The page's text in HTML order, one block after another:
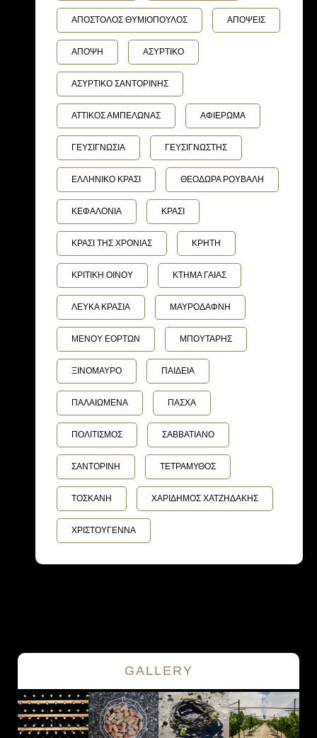
ΑΠΟΣΤΟΛΟΣ ΘΥΜΙΟΠΟΥΛΟΣ ΑΠΟΨΕΙΣ
ΑΠΟΨΗ ΑΣΥΡΤΙΚΟ
ΑΣΥΡΤΙΚΟ ΣΑΝΤΟΡΙΝΗΣ
ΑΤΤΙΚΟΣ ΑΜΠΕΛΩΝΑΣ ΑΦΙΕΡΩΜΑ
ΓΕΥΣΙΓΝΩΣΙΑ ΓΕΥΣΙΓΝΩΣΤΗΣ
ΕΛΛΗΝΙΚΟ ΚΡΑΣΙ ΘΕΟΔΩΡΑ ΡΟΥΒΑΛΗ
ΚΕΦΑΛΟΝΙΑ ΚΡΑΣΙ
ΚΡΑΣΙ ΤΗΣ ΧΡΟΝΙΑΣ ΚΡΗΤΗ
ΚΡΙΤΙΚΗ ΟΙΝΟΥ ΚΤΗΜΑ ΓΑΙΑΣ
ΛΕΥΚΑ ΚΡΑΣΙΑ ΜΑΥΡΟΔΑΦΝΗ
ΜΕΝΟΥ ΕΟΡΤΩΝ ΜΠΟΥΤΑΡΗΣ
ΞΙΝΟΜΑΥΡΟ ΠΑΙΔΕΙΑ
ΠΑΛΑΙΩΜΕΝΑ ΠΑΣΧΑ
ΠΟΛΙΤΙΣΜΟΣ ΣΑΒΒΑΤΙΑΝΟ
ΣΑΝΤΟΡΙΝΗ ΤΕΤΡΑΜΥΘΟΣ
ΤΟΣΚΑΝΗ ΧΑΡΙΔΗΜΟΣ ΧΑΤΖΗΔΑΚΗΣ
ΧΡΙΣΤΟΥΓΕΝΝΑ
GALLERY